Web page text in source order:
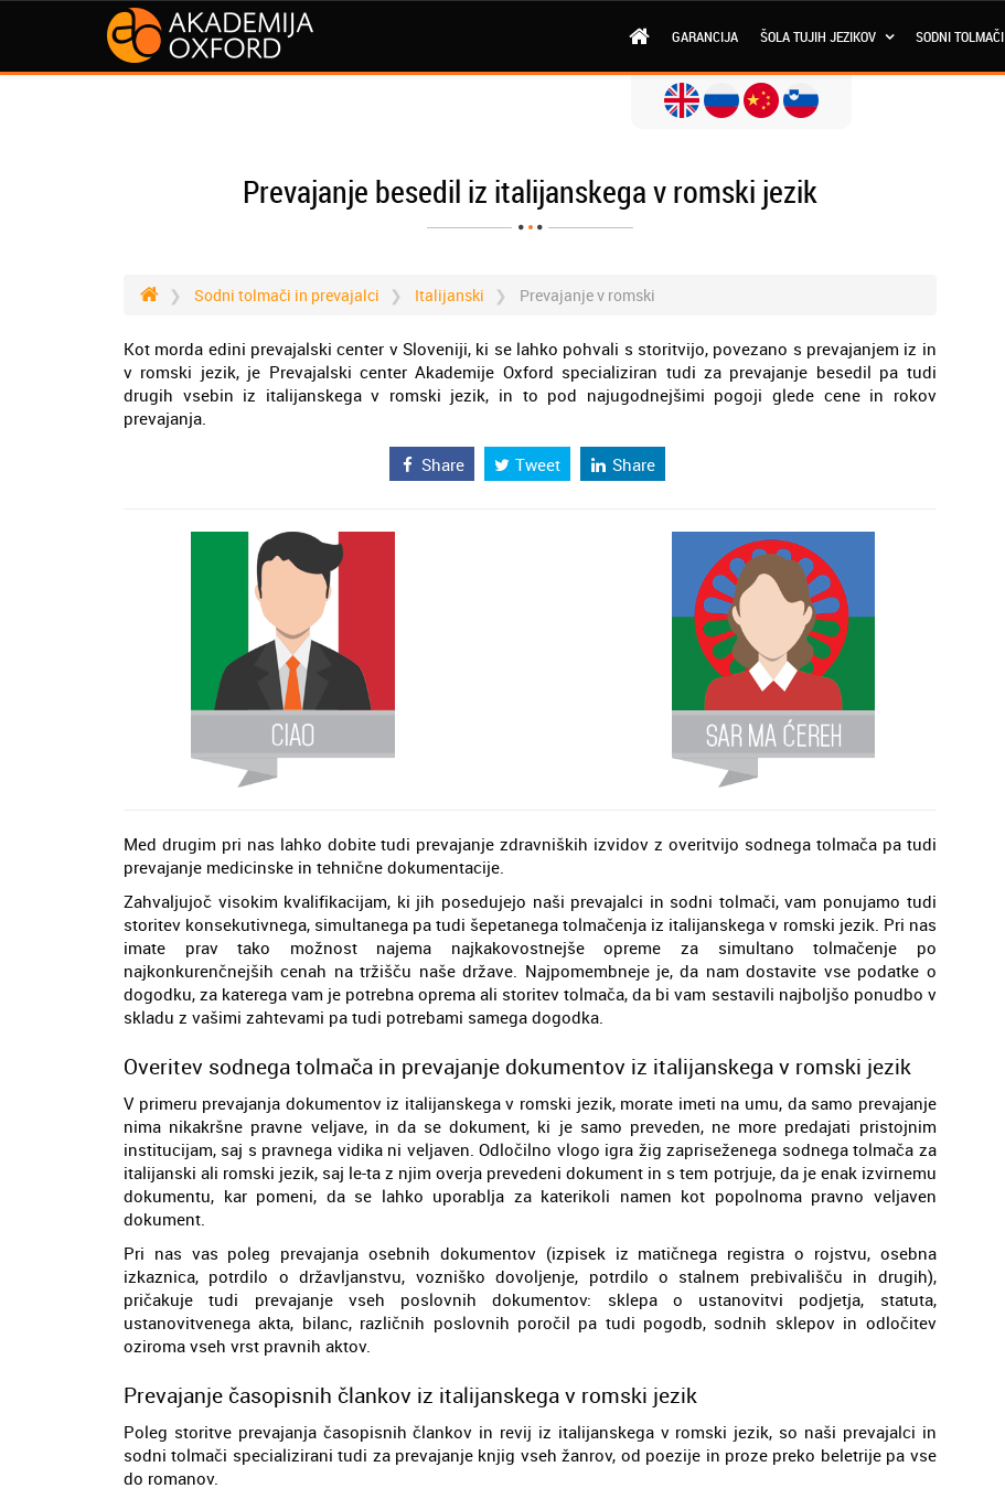
GARANCIJA ŠOLA TUJIH JEZIKOV SODNI TOLMAČI
Prevajanje besedil iz italijanskega v romski jezik
Sodni tolmači in prevajalci Italijanski Prevajanje v romski
Kot morda edini prevajalski center v Sloveniji, ki se lahko pohvali s storitvijo, povezano s prevajanjem iz in
v romski jezik, je Prevajalski center Akademije Oxford specializiran tudi za prevajanje besedil pa tudi
drugih vsebin iz italijanskega v romski jezik, in to pod najugodnejšimi pogoji glede cene in rokov
prevajanja.
Share Tweet Share
Med drugim pri nas lahko dobite tudi prevajanje zdravniških izvidov z overitvijo sodnega tolmača pa tudi
prevajanje medicinske in tehnične dokumentacije.
Zahvaljujoč visokim kvalifikacijam, ki jih posedujejo naši prevajalci in sodni tolmači, vam ponujamo tudi
storitev konsekutivnega, simultanega pa tudi šepetanega tolmačenja iz italijanskega v romski jezik. Pri nas
imate prav tako možnost najema najkakovostnejše opreme za simultano tolmačenje po
najkonkurenčnejših cenah na tržišču naše države. Najpomembneje je, da nam dostavite vse podatke o
dogodku, za katerega vam je potrebna oprema ali storitev tolmača, da bi vam sestavili najboljšo ponudbo v
skladu z vašimi zahtevami pa tudi potrebami samega dogodka.
Overitev sodnega tolmača in prevajanje dokumentov iz italijanskega v romski jezik
V primeru prevajanja dokumentov iz italijanskega v romski jezik, morate imeti na umu, da samo prevajanje
nima nikakršne pravne veljave, in da se dokument, ki je samo preveden, ne more predajati pristojnim
institucijam, saj s pravnega vidika ni veljaven. Odločilno vlogo igra žig zapriseženega sodnega tolmača za
italijanski ali romski jezik, saj le-ta z njim overja prevedeni dokument in s tem potrjuje, da je enak izvirnemu
dokumentu, kar pomeni, da se lahko uporablja za katerikoli namen kot popolnoma pravno veljaven
dokument.
Pri nas vas poleg prevajanja osebnih dokumentov (izpisek iz matičnega registra o rojstvu, osebna
izkaznica, potrdilo o državljanstvu, vozniško dovoljenje, potrdilo o stalnem prebivališču in drugih),
pričakuje tudi prevajanje vseh poslovnih dokumentov: sklepa o ustanovitvi podjetja, statuta,
ustanovitvenega akta, bilanc, različnih poslovnih poročil pa tudi pogodb, sodnih sklepov in odločitev
oziroma vseh vrst pravnih aktov.
Prevajanje časopisnih člankov iz italijanskega v romski jezik
Poleg storitve prevajanja časopisnih člankov in revij iz italijanskega v romski jezik, so naši prevajalci in
sodni tolmači specializirani tudi za prevajanje knjig vseh žanrov, od poezije in proze preko beletrije pa vse
do romanov.